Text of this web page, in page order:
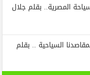
المصرية.. بقلم جلال
السياحية .. بقلم